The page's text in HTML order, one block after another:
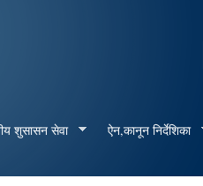
शुसासन सेवा ऐन,कानून निर्देशिका